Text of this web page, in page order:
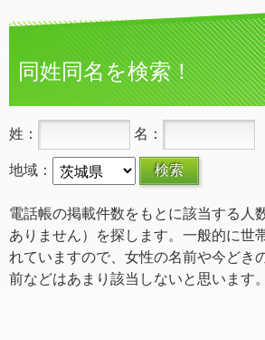
同姓同名を検索！
姓： 名：
地域：
電話帳の掲載件数をもとに該当する人
ありません）を探します。一般的に世
れていますので、女性の名前や今どき
前などはあまり該当しないと思います。